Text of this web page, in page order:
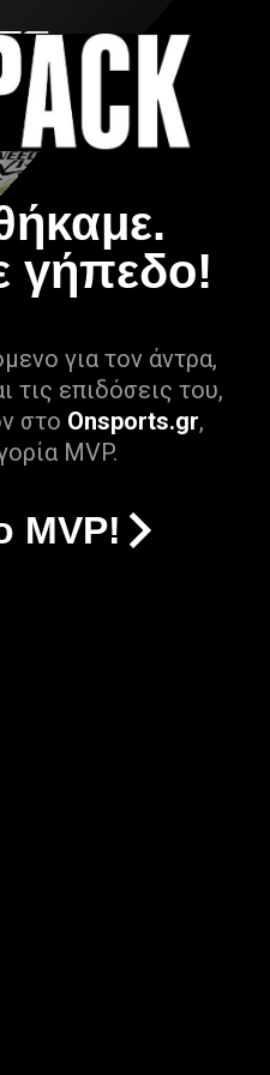
γήπεδο!
για τον άντρα,
τις επιδόσεις του,
στο Onsports.gr,
MVP.
MVP!